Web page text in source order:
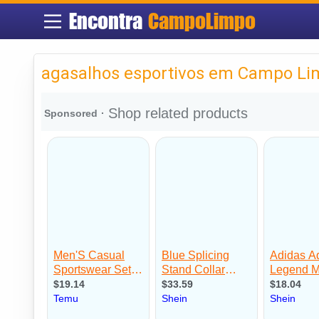
EncontraCampoLimpo
agasalhos esportivos em Campo